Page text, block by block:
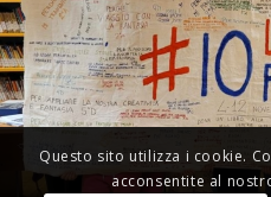
Questo sito utilizza i cookie.
acconsentite al